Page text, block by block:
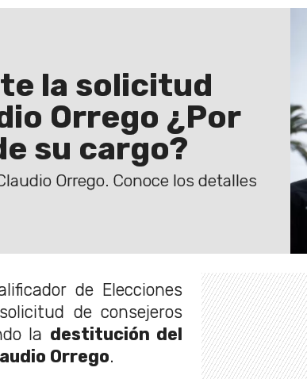
la solicitud
Orrego ¿Por
su cargo?
Orrego. Conoce los detalles
de Elecciones
de consejeros
la destitución del
Orrego.